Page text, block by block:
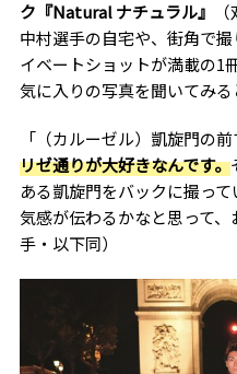
ク『Natural ナチュラル』
中村選手の自宅や、街角で
イベートショットが満載の1
気に入りの写真を聞いてみ
「（カルーゼル）凱旋門の
リゼ通りが大好きなんです。
ある凱旋門をバックに撮っ
気感が伝わるかなと思って
手・以下同）